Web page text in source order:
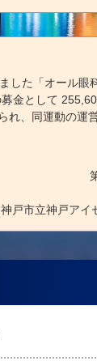
した「オール眼
金として
れ、同運動の運
神戸市立神戸ア